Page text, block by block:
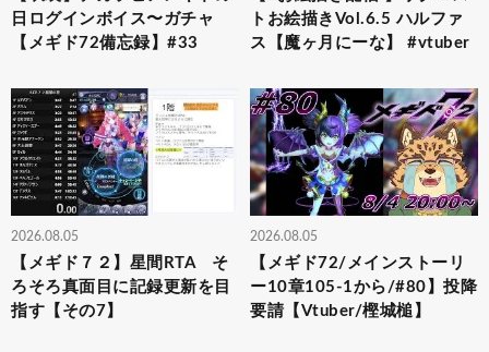
日ログインボイス〜ガチャ
【メギド72備忘録】#33
トお絵描きVol.6.5 ハルファ
ス【魔ヶ月にーな】 #vtuber
2026.08.05
【メギド７２】星間RTA そ
ろそろ真面目に記録更新を目
指す【その7】
2026.08.05
【メギド72/メインストーリ
ー10章105-1から/#80】投降
要請【Vtuber/樫城槌】